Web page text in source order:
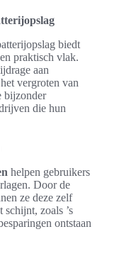
biedt
praktisch vlak.
aan
vergroten van
bijzonder
die hun
helpen gebruikers
Door de
ze deze zelf
schijnt, zoals ’s
ontstaan